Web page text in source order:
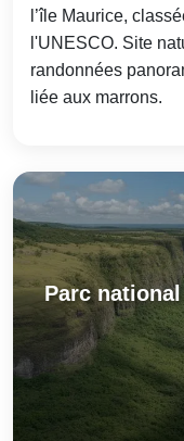
l’île Maurice,
l'UNESCO. Site
randonnées
liée aux marrons.
Parc